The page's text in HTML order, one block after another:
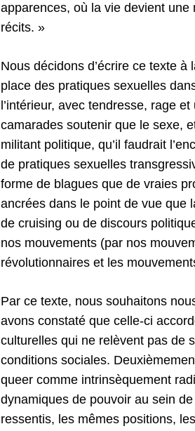
apparences, où la vie devient une
récits. »
Nous décidons d’écrire ce texte
place des pratiques sexuelles
l’intérieur, avec tendresse, rage
camarades soutenir que le sexe,
militant politique, qu’il faudrait
de pratiques sexuelles
forme de blagues que de vraies
ancrées dans le point de vue que
de cruising ou de discours
nos mouvements (par nos
révolutionnaires et les
Par ce texte, nous souhaitons
avons constaté que celle-ci
culturelles qui ne relèvent pas de
conditions sociales.
queer comme intrinsèquement
dynamiques de pouvoir au sein
ressentis, les mêmes positions,